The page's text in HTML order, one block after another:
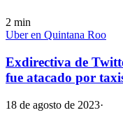
2 min
Uber en Quintana Roo
Exdirectiva de
fue atacado por
18 de agosto de 2023·